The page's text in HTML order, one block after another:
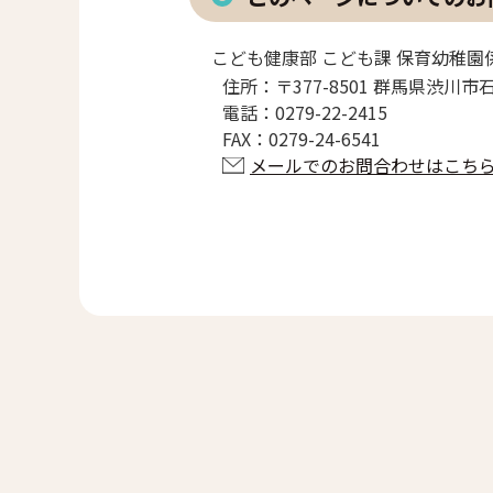
こども健康部 こども課 保育幼稚園
住所： 〒377-8501 群馬県渋川市
電話： 0279-22-2415
FAX： 0279-24-6541
メールでのお問合わせはこちら